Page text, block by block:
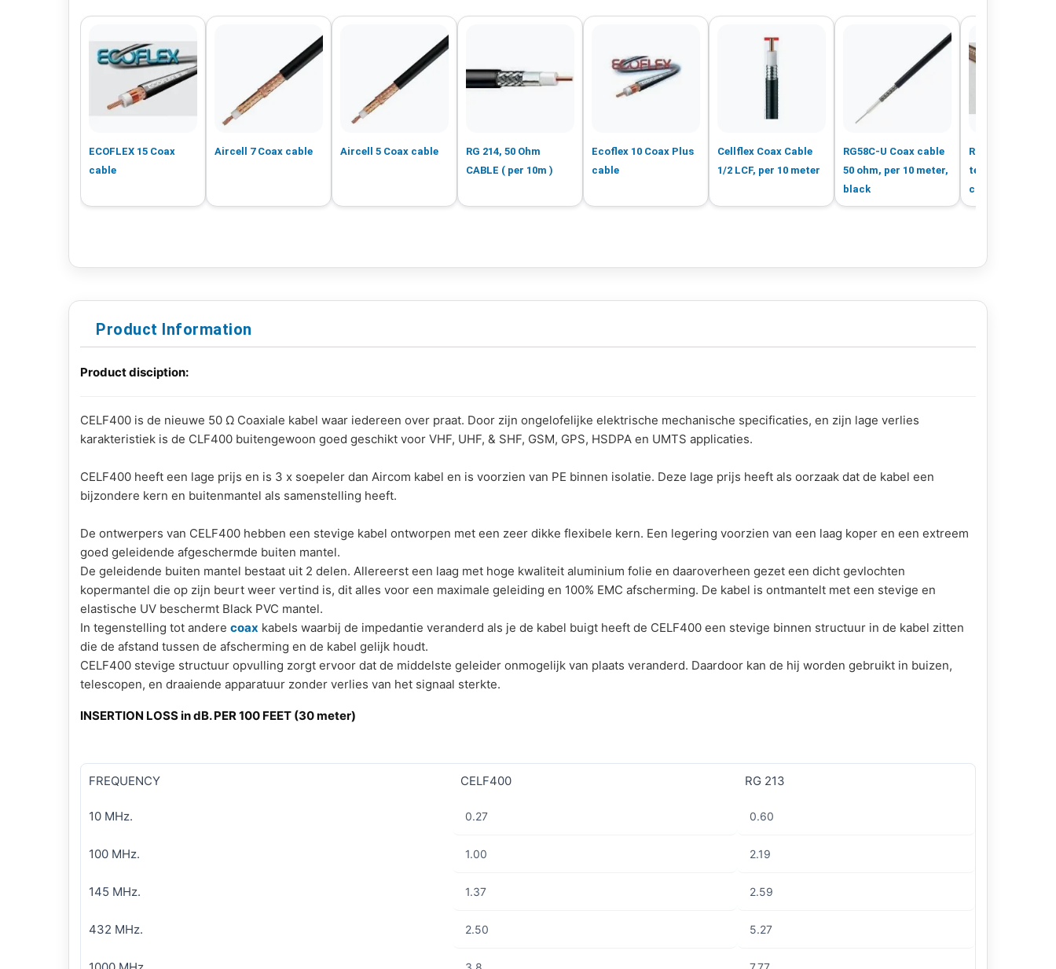
ECOFLEX 15 Coax
cable
Aircell 7 Coax cable Aircell 5 Coax cable
RG 214, 50 Ohm
CABLE ( per 10m )
Ecoflex 10 Coax Plus
cable
Cellflex Coax Cable
1/2 LCF, per 10 meter
RG58C-U Coax cable
50 ohm, per 10 meter,
black
RG142 U high
temperature
coax cable, 10
Product Information
Product disciption:
CELF400 is de nieuwe 50 Ω Coaxiale kabel waar iedereen over praat. Door zijn ongelofelijke elektrische mechanische specificaties, en zijn lage verlies
karakteristiek is de CLF400 buitengewoon goed geschikt voor VHF, UHF, & SHF, GSM, GPS, HSDPA en UMTS applicaties.
CELF400 heeft een lage prijs en is 3 x soepeler dan Aircom kabel en is voorzien van PE binnen isolatie. Deze lage prijs heeft als oorzaak dat de kabel een
bijzondere kern en buitenmantel als samenstelling heeft.
De ontwerpers van CELF400 hebben een stevige kabel ontworpen met een zeer dikke flexibele kern. Een legering voorzien van een laag koper en een extreem
goed geleidende afgeschermde buiten mantel.
De geleidende buiten mantel bestaat uit 2 delen. Allereerst een laag met hoge kwaliteit aluminium folie en daaroverheen gezet een dicht gevlochten
kopermantel die op zijn beurt weer vertind is, dit alles voor een maximale geleiding en 100% EMC afscherming. De kabel is ontmantelt met een stevige en
elastische UV beschermt Black PVC mantel.
In tegenstelling tot andere coax kabels waarbij de impedantie veranderd als je de kabel buigt heeft de CELF400 een stevige binnen structuur in de kabel zitten
die de afstand tussen de afscherming en de kabel gelijk houdt.
CELF400 stevige structuur opvulling zorgt ervoor dat de middelste geleider onmogelijk van plaats veranderd. Daardoor kan de hij worden gebruikt in buizen,
telescopen, en draaiende apparatuur zonder verlies van het signaal sterkte.
INSERTION LOSS in dB. PER 100 FEET (30 meter)
FREQUENCY CELF400 RG 213
10 MHz. 0.27 0.60
100 MHz. 1.00 2.19
145 MHz. 1.37 2.59
432 MHz. 2.50 5.27